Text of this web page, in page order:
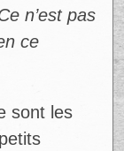
investit
aucune
voir